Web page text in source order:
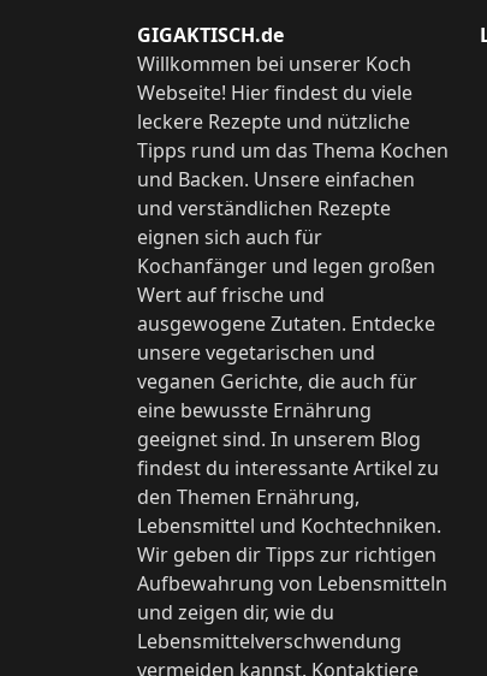
GIGAKTISCH.de
Willkommen bei unserer Koch
Webseite! Hier findest du viele
leckere Rezepte und nützliche
Tipps rund um das Thema Kochen
und Backen. Unsere einfachen
und verständlichen Rezepte
eignen sich auch für
Kochanfänger und legen großen
Wert auf frische und
ausgewogene Zutaten. Entdecke
unsere vegetarischen und
veganen Gerichte, die auch für
eine bewusste Ernährung
geeignet sind. In unserem Blog
findest du interessante Artikel zu
den Themen Ernährung,
Lebensmittel und Kochtechniken.
Wir geben dir Tipps zur richtigen
Aufbewahrung von Lebensmitteln
und zeigen dir, wie du
Lebensmittelverschwendung
vermeiden kannst. Kontaktiere